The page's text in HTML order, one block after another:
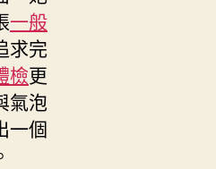
一般
求完
檢更
氣泡
一個